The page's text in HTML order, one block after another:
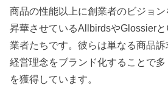
商品の性能以上に創業者のビジョ
昇華させているAllbirdsやGlossier
業者たちです。彼らは単なる商品
経営理念をブランド化することで
を獲得しています。